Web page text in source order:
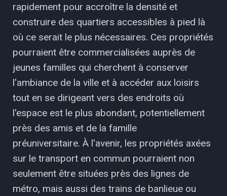
rapidement pour accroître la densité et
construire des quartiers accessibles à pied là
où ce serait le plus nécessaires. Ces propriétés
pourraient être commercialisées auprès de
jeunes familles qui cherchent à conserver
l'ambiance de la ville et à accéder aux loisirs
tout en se dirigeant vers des endroits où
l'espace est le plus abondant, potentiellement
près des amis et de la famille
préuniversitaire. À l'avenir, les propriétés axées
sur le transport en commun pourraient non
seulement être situées près des lignes de
métro, mais aussi des trains de banlieue ou